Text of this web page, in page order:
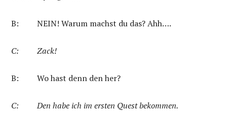
B: NEIN! Warum machst du das? Ahh….
C: Zack!
B: Wo hast denn den her?
C: Den habe ich im ersten Quest bekommen.